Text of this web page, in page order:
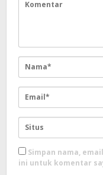
Simpan nama,
ini untuk komentar